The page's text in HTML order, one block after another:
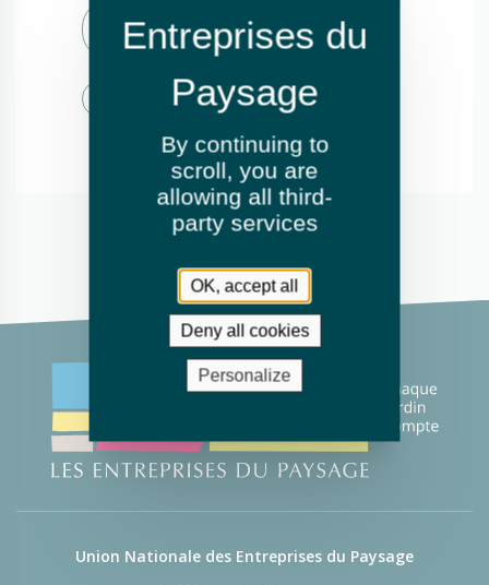
Entretien de jardins ou espaces
verts
Fauchage / Débroussaillage
Union Nationale des Entreprises du Paysage
By continuing to
scroll, you are
allowing all third-
party services
OK, accept all
Deny all cookies
Personalize